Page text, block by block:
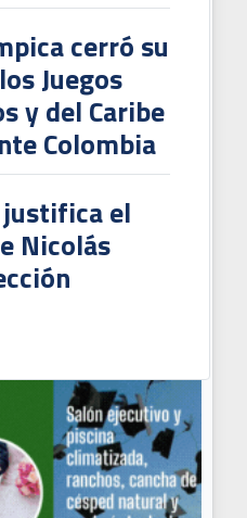
cerró su
Juegos
y del Caribe
Colombia
justifica el
Nicolás